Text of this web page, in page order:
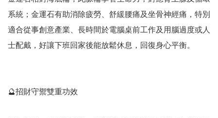
系統；金運石有助消除疲勞、舒緩腰痛及坐骨神經痛，特別
適合從事創意產業、長時間於電腦桌前工作及用腦過度或人
士配戴，好讓下班回家後能放鬆休息，回復身心平衡。
🔮招財守禦雙重功效